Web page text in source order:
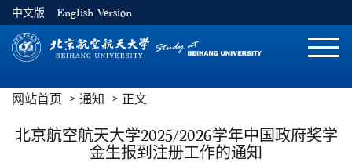
中文版 English Version
切
网站首页 通知 正文
北京航空航天大学2025/2026学年中国政府奖学
金生报到注册工作的通知